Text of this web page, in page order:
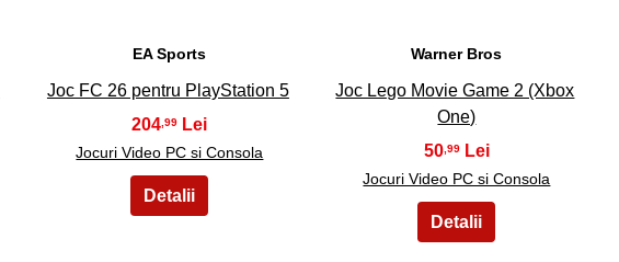
EA Sports
Joc FC 26 pentru PlayStation 5
204 ,99
Jocuri Video PC si Consola
Warner Bros
Joc Lego Movie Game 2 (Xbox
One)
50,99
Jocuri Video PC si Consola